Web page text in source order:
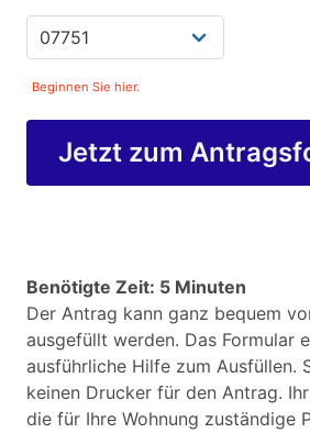
Beginnen Sie hier.
Jetzt zum
Benötigte Zeit: 5 Minuten
Der Antrag kann ganz bequem
ausgefüllt werden. Das Formular
ausführliche Hilfe zum Ausfüllen.
keinen Drucker für den Antrag.
die für Ihre Wohnung zuständige